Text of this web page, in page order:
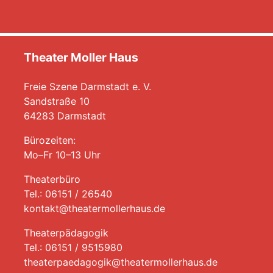
Theater Moller Haus
Freie Szene Darmstadt e. V.
Sandstraße 10
64283 Darmstadt
Bürozeiten:
Mo–Fr 10–13 Uhr
Theaterbüro
Tel.: 06151 / 26540
kontakt@theatermollerhaus.de
Theaterpädagogik
Tel.: 06151 / 9515980
theaterpaedagogik@theatermollerhaus.de